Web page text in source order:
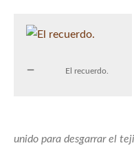
El recuerdo.
unido para desgarrar el